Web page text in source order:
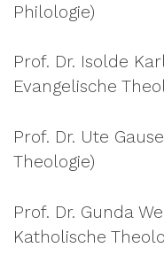
Philologie)
Prof. Dr. Isolde
Evangelische
Prof. Dr. Ute
Theologie)
Prof. Dr. Gunda
Katholische